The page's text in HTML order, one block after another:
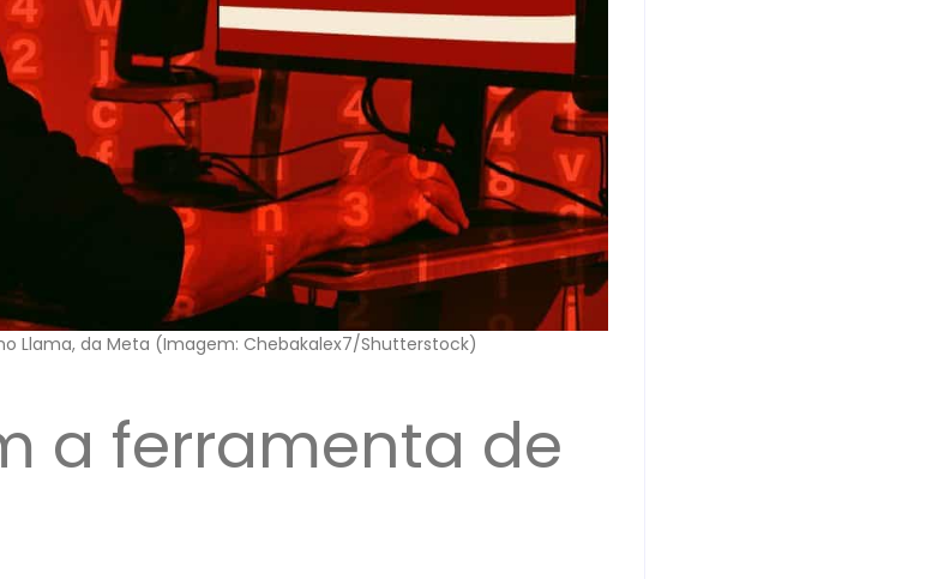
Llama, da Meta (Imagem: Chebakalex7/Shutterstock)
a ferramenta de